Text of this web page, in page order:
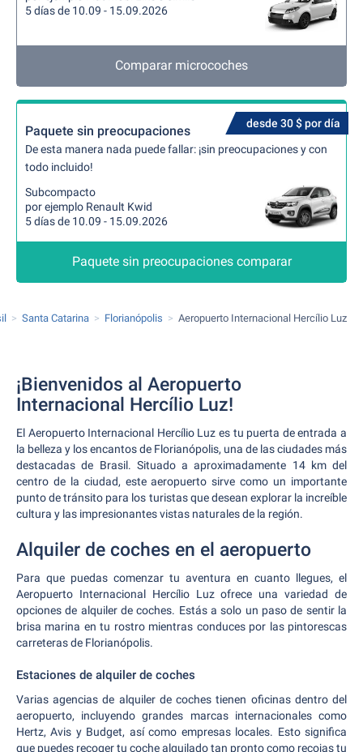
5 días de 10.09 - 15.09.2026
Comparar microcoches
desde 30 $ por día
Paquete sin preocupaciones
De esta manera nada puede fallar: ¡sin preocupaciones y con
todo incluido!
Subcompacto
por ejemplo Renault Kwid
5 días de 10.09 - 15.09.2026
Paquete sin preocupaciones comparar
Santa Catarina Florianópolis Aeropuerto Internacional Hercílio Luz
¡Bienvenidos al Aeropuerto
Internacional Hercílio Luz!
El Aeropuerto Internacional Hercílio Luz es tu puerta de entrada a
la belleza y los encantos de Florianópolis, una de las ciudades más
destacadas de Brasil. Situado a aproximadamente 14 km del
centro de la ciudad, este aeropuerto sirve como un importante
punto de tránsito para los turistas que desean explorar la increíble
cultura y las impresionantes vistas naturales de la región.
Alquiler de coches en el aeropuerto
Para que puedas comenzar tu aventura en cuanto llegues, el
Aeropuerto Internacional Hercílio Luz ofrece una variedad de
opciones de alquiler de coches. Estás a solo un paso de sentir la
brisa marina en tu rostro mientras conduces por las pintorescas
carreteras de Florianópolis.
Estaciones de alquiler de coches
Varias agencias de alquiler de coches tienen oficinas dentro del
aeropuerto, incluyendo grandes marcas internacionales como
Hertz, Avis y Budget, así como empresas locales. Esto significa
que puedes recoger tu coche alquilado tan pronto como recojas tu